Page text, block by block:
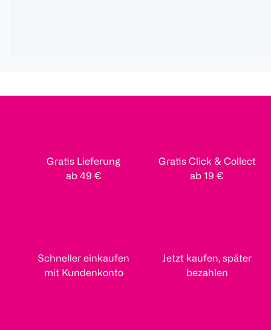
Gratis Lieferung
ab 49 €
Gratis Click & Collect
ab 19 €
Schneller einkaufen
mit Kundenkonto
Jetzt kaufen, später
bezahlen